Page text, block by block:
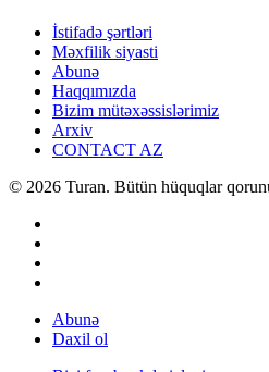
İstifadə şərtləri
Məxfilik siyasti
Abunə
Haqqımızda
Bizim mütəxəssislərimiz
Arxiv
CONTACT AZ
© 2026 Turan. Bütün hüquqlar
Abunə
Daxil ol